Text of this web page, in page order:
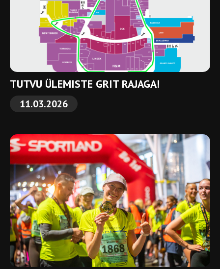
TUTVU ÜLEMISTE GRIT RAJAGA!
11.03.2026